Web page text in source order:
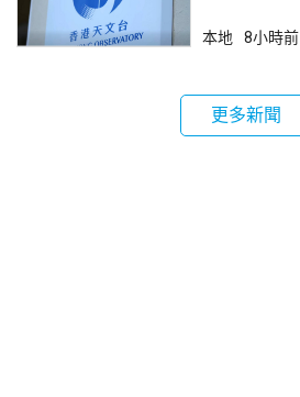
本地 8小時前
更多新聞